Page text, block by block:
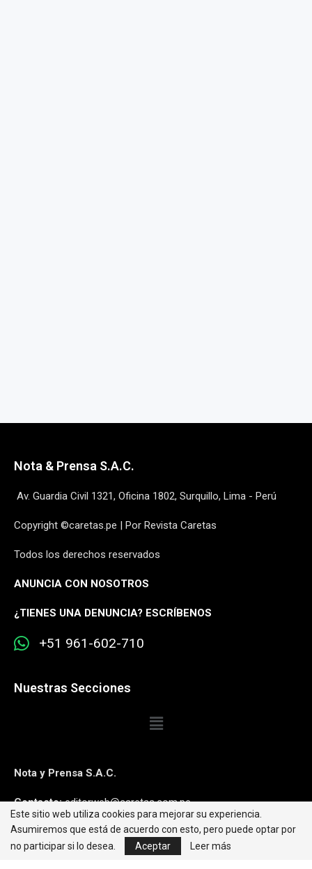
Nota & Prensa S.A.C.
Av. Guardia Civil 1321, Oficina 1802, Surquillo, Lima - Perú
Copyright ©caretas.pe | Por Revista Caretas
Todos los derechos reservados
ANUNCIA CON NOSOTROS
¿TIENES UNA DENUNCIA? ESCRÍBENOS
+51 961-602-710
Nuestras Secciones
Nota y Prensa S.A.C.
Contacto:editorweb@caretas.com.pe
Síguenos:
Este sitio web utiliza cookies para mejorar su experiencia.
Asumiremos que está de acuerdo con esto, pero puede optar por
no participar si lo desea.
Aceptar Leer más